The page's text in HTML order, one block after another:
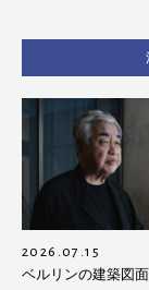
2026.07.15
ベルリンの建築図